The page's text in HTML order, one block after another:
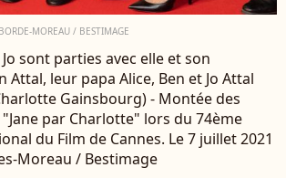
MOREAU / BESTIMAGE
sont parties avec elle et son
Attal, leur papa Alice, Ben et Jo Attal
Gainsbourg) - Montée des
par Charlotte" lors du 74ème
du Film de Cannes. Le 7 juillet 2021
Moreau / Bestimage